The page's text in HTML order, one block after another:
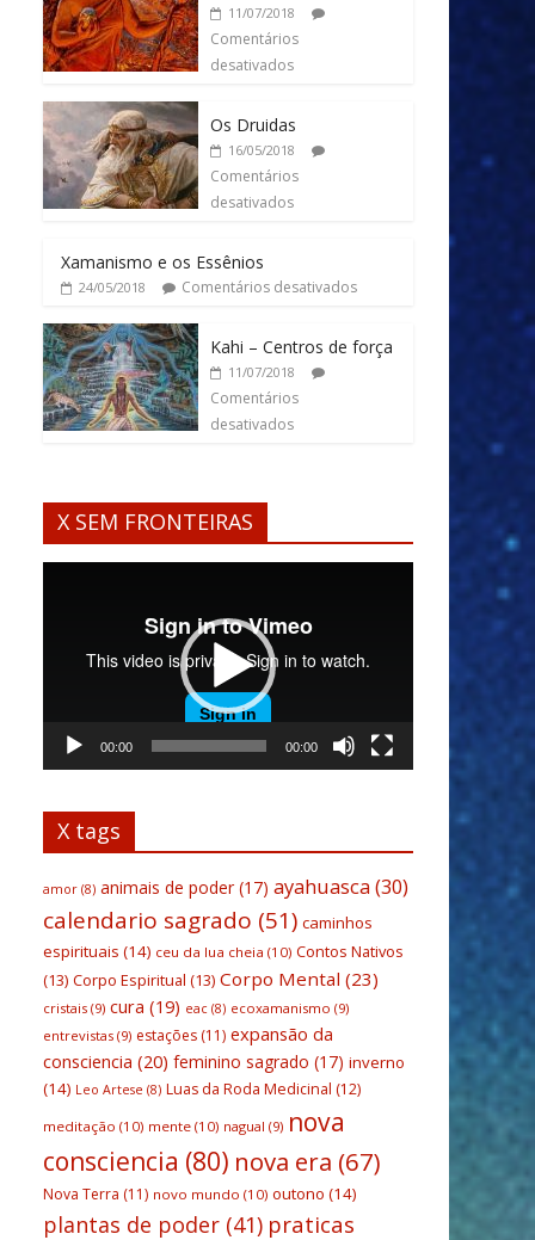
11/07/2018
Comentários
desativados
Os Druidas
16/05/2018
Comentários
desativados
Xamanismo e os Essênios
24/05/2018 Comentários desativados
Kahi – Centros de força
11/07/2018
Comentários
desativados
X SEM FRONTEIRAS
00:00 00:00
X tags
amor (8) animais de poder(17) ayahuasca(30)
calendario sagrado (51) caminhos
espirituais (14) ceu da lua cheia (10) Contos Nativos
(13) Corpo Espiritual (13) Corpo Mental (23)
cristais (9) cura (19) eac (8) ecoxamanismo (9)
entrevistas (9) estações (11) expansão da
consciencia (20) feminino sagrado (17) inverno
(14) Leo Artese (8) Luas da Roda Medicinal (12)
meditação (10) mente (10) nagual (9) nova
consciencia (80) nova era (67)
Nova Terra (11) novo mundo (10) outono (14)
plantas de poder (41) praticas